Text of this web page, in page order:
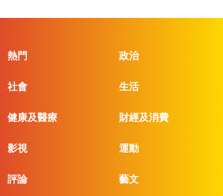
熱門 政治
社會 生活
健康及醫療 財經及消費
影視 運動
評論 藝文